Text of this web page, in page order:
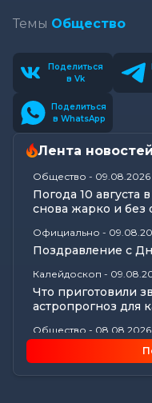
Темы Общество
Поделиться
в Vk
Поделиться
в WhatsApp
Лента новостей
Общество - 09.08.2026
Погода 10 августа
снова жарко и без
Официально -
Поздравление с
Калейдоскоп -
Что приготовили
астропрогноз для
Общество - 08.08.2026
Как Шклов отметил